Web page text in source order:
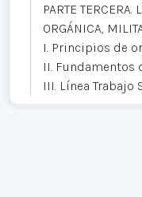
PARTE TERCERA.
ORGÁNICA,
I. Principios de
II. Fundamentos
III. Línea Trabajo